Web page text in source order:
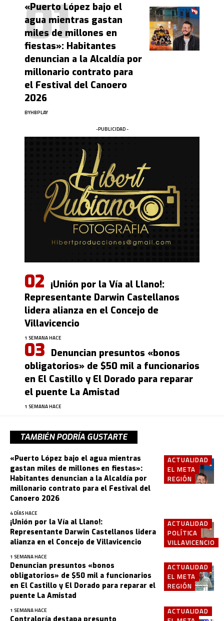
«Puerto López bajo el
agua mientras gastan
miles de millones en
fiestas»: Habitantes
denuncian a la Alcaldía por
millonario contrato para
el Festival del Canoero
2026
BYHBPLAY
-PUBLICIDAD -
¡Unión por la Vía al Llano!:
Representante Darwin Castellanos
lidera alianza en el Concejo de
Villavicencio
1 SEMANA HACE
Denuncian presuntos «bonos
obligatorios» de $50 mil a funcionarios
en El Castillo y El Dorado para reparar
el puente La Amistad
1 SEMANA HACE
TAMBIÉN PODRÍA GUSTARTE
ACTUALIDAD
EL META
REGIÓN
«Puerto López bajo el agua mientras
gastan miles de millones en fiestas»:
Habitantes denuncian a la Alcaldía por
millonario contrato para el Festival del
Canoero 2026
4 DÍAS HACE
ACTUALIDAD
POLÍTICA
VILLAVICENCIO
¡Unión por la Vía al Llano!:
Representante Darwin Castellanos lidera
alianza en el Concejo de Villavicencio
1 SEMANA HACE
ACTUALIDAD
EL META
REGIÓN
Denuncian presuntos «bonos
obligatorios» de $50 mil a funcionarios
en El Castillo y El Dorado para reparar el
puente La Amistad
1 SEMANA HACE
ACTUALIDAD